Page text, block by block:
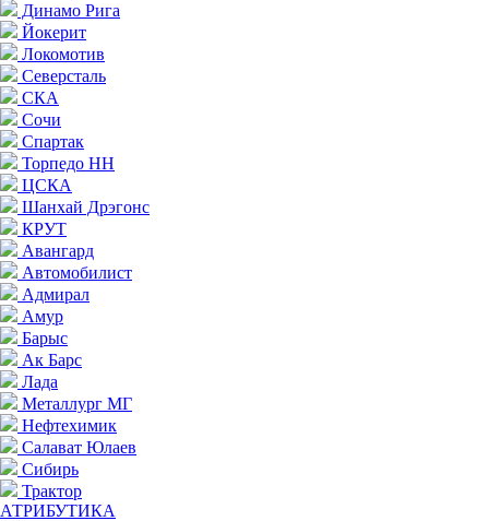
Динамо Рига
Йокерит
Локомотив
Северсталь
СКА
Сочи
Спартак
Торпедо НН
ЦСКА
Шанхай Дрэгонс
КРУТ
Авангард
Автомобилист
Адмирал
Амур
Барыс
Ак Барс
Лада
Металлург МГ
Нефтехимик
Салават Юлаев
Сибирь
Трактор
АТРИБУТИКА